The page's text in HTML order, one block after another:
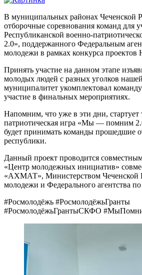
В муниципальных районах Чеченской
отборочные соревнования команд для
Республиканской военно-
2.0», поддержанного Федеральным
молодежи в рамках конкурса
Принять участие на данном этапе
молодых людей с разных уголков
муниципалитет укомплектовал
участие в финальных мероприятиях.
Напомним, что уже в эти дни, стартует
патриотическая игра «Мы — помним
будет принимать команды прошедшие
республики.
Данный проект проводится
«Центр молодежных инициатив»
«АХМАТ», Министерством Чеченской
молодежи и Федерального агентства
#Росмолодёжь #РосмолодёжьГранты
#РосмолодёжьГрантыСКФО